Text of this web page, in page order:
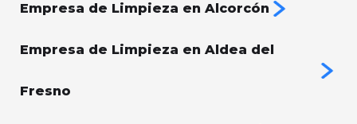
Empresa de Limpieza en Alcorcón
Empresa de Limpieza en Aldea del
Fresno